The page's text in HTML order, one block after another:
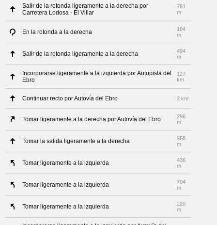
Salir de la rotonda ligeramente a la derecha por
Carretera Lodosa - El Villar
781
m
En la rotonda a la derecha
104
m
Salir de la rotonda ligeramente a la derecha
494
m
Incorporarse ligeramente a la izquierda por Autopista del
Ebro
127
km
Continuar recto por Autovía del Ebro 2 km
Tomar ligeramente a la derecha por Autovía del Ebro
296
m
Tomar la salida ligeramente a la derecha
968
m
Tomar ligeramente a la izquierda
436
m
Tomar ligeramente a la izquierda
704
m
Tomar ligeramente a la izquierda
220
m